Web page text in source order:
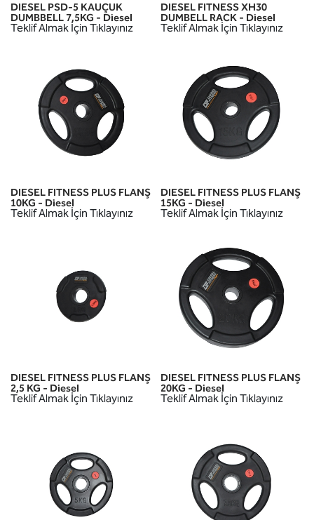
DIESEL PSD-5 KAUÇUK
DUMBBELL 7,5KG - Diesel
Teklif Almak İçin Tıklayınız
DIESEL FITNESS XH30
DUMBELL RACK - Diesel
Teklif Almak İçin Tıklayınız
DIESEL FITNESS PLUS FLANŞ
10KG - Diesel
Teklif Almak İçin Tıklayınız
DIESEL FITNESS PLUS FLANŞ
15KG - Diesel
Teklif Almak İçin Tıklayınız
DIESEL FITNESS PLUS FLANŞ
2,5 KG - Diesel
Teklif Almak İçin Tıklayınız
DIESEL FITNESS PLUS FLANŞ
20KG - Diesel
Teklif Almak İçin Tıklayınız